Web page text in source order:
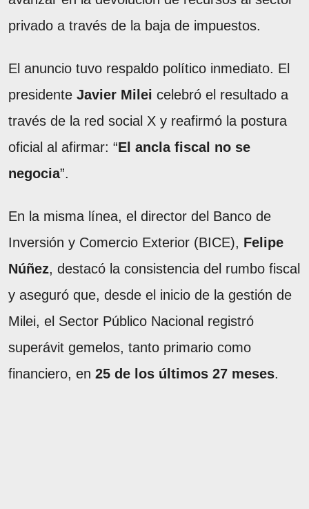
privado a través de la baja de impuestos.
El anuncio tuvo respaldo político inmediato. El
presidente Javier Milei celebró el resultado a
través de la red social X y reafirmó la postura
oficial al afirmar: “El ancla fiscal no se
negocia”.
En la misma línea, el director del Banco de
Inversión y Comercio Exterior (BICE), Felipe
Núñez, destacó la consistencia del rumbo fiscal
y aseguró que, desde el inicio de la gestión de
Milei, el Sector Público Nacional registró
superávit gemelos, tanto primario como
financiero, en 25 de los últimos 27 meses.